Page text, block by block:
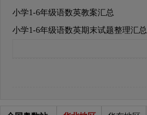
小学1-6年级语数英教案汇总
小学1-6年级语数英期末试题整理汇总